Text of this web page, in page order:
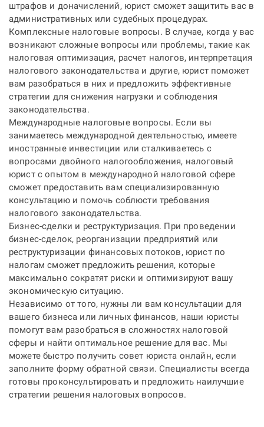
штрафов и доначислений, юрист сможет защитить вас в
административных или судебных процедурах.
Комплексные налоговые вопросы. В случае, когда у вас
возникают сложные вопросы или проблемы, такие как
налоговая оптимизация, расчет налогов, интерпретация
налогового законодательства и другие, юрист поможет
вам разобраться в них и предложить эффективные
стратегии для снижения нагрузки и соблюдения
законодательства.
Международные налоговые вопросы. Если вы
занимаетесь международной деятельностью, имеете
иностранные инвестиции или сталкиваетесь с
вопросами двойного налогообложения, налоговый
юрист с опытом в международной налоговой сфере
сможет предоставить вам специализированную
консультацию и помочь соблюсти требования
налогового законодательства.
Бизнес-сделки и реструктуризация. При проведении
бизнес-сделок, реорганизации предприятий или
реструктуризации финансовых потоков, юрист по
налогам сможет предложить решения, которые
максимально сократят риски и оптимизируют вашу
экономическую ситуацию.
Независимо от того, нужны ли вам консультации для
вашего бизнеса или личных финансов, наши юристы
помогут вам разобраться в сложностях налоговой
сферы и найти оптимальное решение для вас. Мы
можете быстро получить совет юриста онлайн, если
заполните форму обратной связи. Специалисты всегда
готовы проконсультировать и предложить наилучшие
стратегии решения налоговых вопросов.